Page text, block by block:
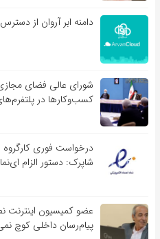
دامنه ابر آروان از
کسب‌و‌کارها در
درخواست فوری کارگروه
شاپرک: دستور الزام
عضو کمیسیون اینترنت
پیام‌رسان داخلی کوچ